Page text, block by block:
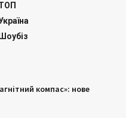
Шоубіз
компас»: нове